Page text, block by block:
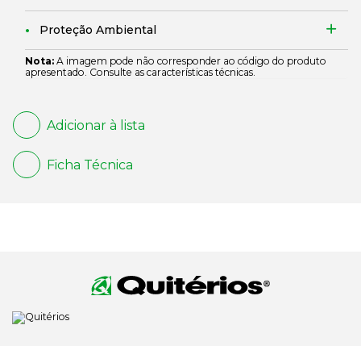
Proteção Ambiental
Nota: A imagem pode não corresponder ao código do produto
apresentado. Consulte as características técnicas.
Adicionar à lista
Ficha Técnica